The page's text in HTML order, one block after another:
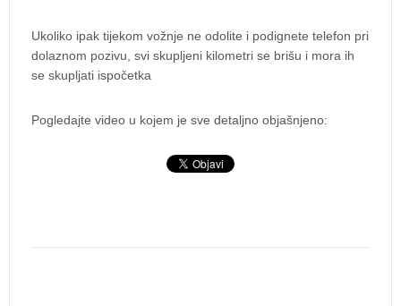
Ukoliko ipak tijekom vožnje ne odolite i podignete telefon pri
dolaznom pozivu, svi skupljeni kilometri se brišu i mora ih
se skupljati ispočetka
Pogledajte video u kojem je sve detaljno objašnjeno: